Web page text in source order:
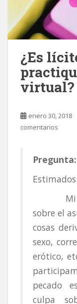
¿Es
virtual?
enero 30, 2018
comentarios
Pregunta:
Estimados:
Mi
sobre el
cosas
sexo,
erótico,
pecado
culpa